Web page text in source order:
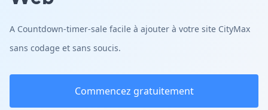
A Countdown-timer-sale facile à ajouter à votre site CityMax
sans codage et sans soucis.
Commencez gratuitement